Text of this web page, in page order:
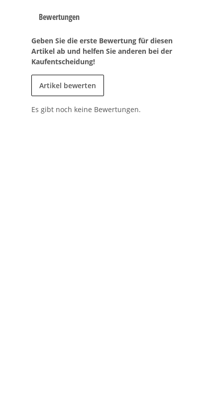
Bewertungen
Geben Sie die erste Bewertung für diesen
Artikel ab und helfen Sie anderen bei der
Kaufentscheidung!
Artikel bewerten
Es gibt noch keine Bewertungen.